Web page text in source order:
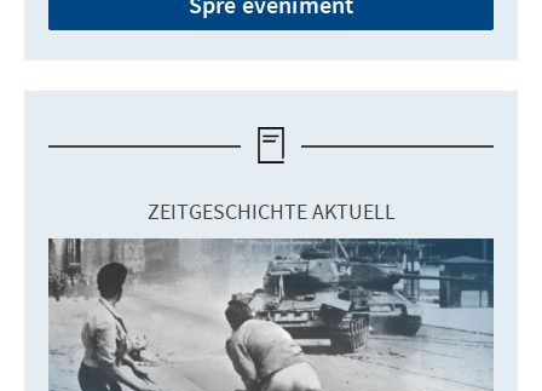
ZEITGESCHICHTE AKTUELL